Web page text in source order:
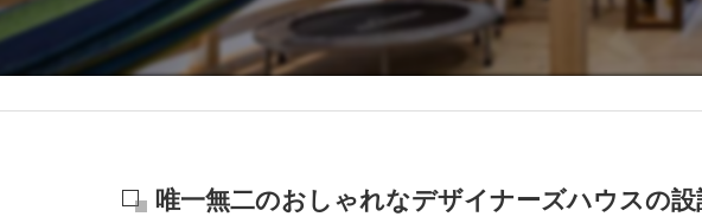
唯一無二のおしゃれなデザイナーズハウスの設